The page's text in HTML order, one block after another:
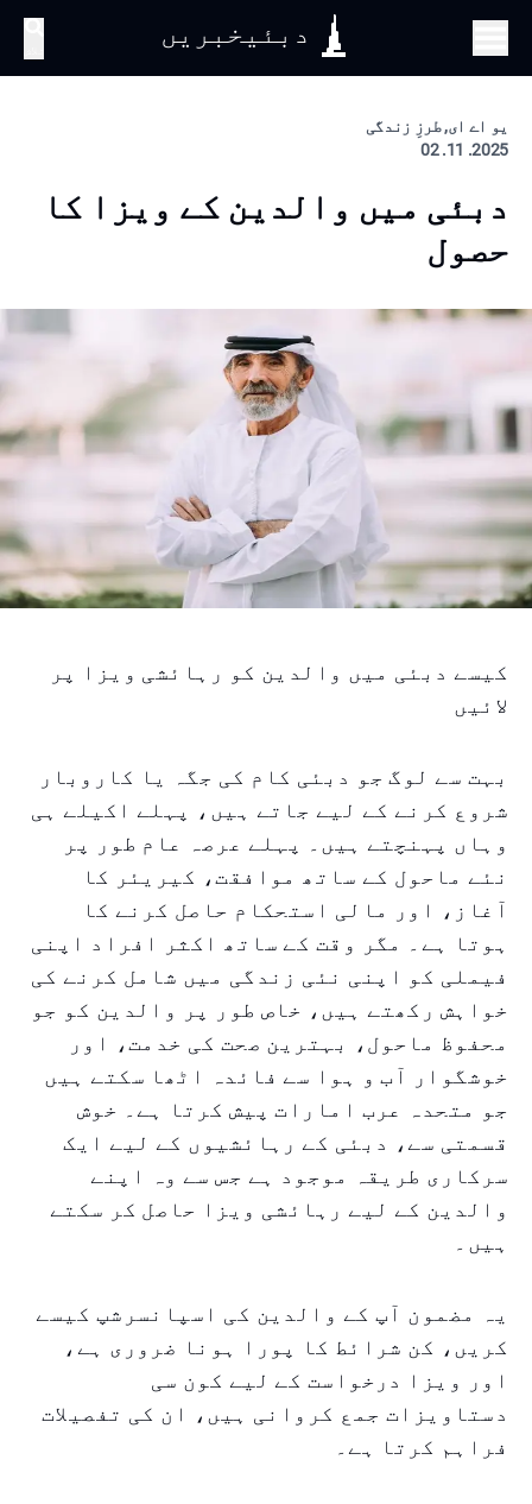
دبئیخبریں
یو اے ای, طرزِ زندگی
2025. 11. 02
دبئی میں والدین کے ویزا کا
حصول
کیسے دبئی میں والدین کو رہائشی ویزا پر
لائیں
بہت سے لوگ جو دبئی کام کی جگہ یا کاروبار
شروع کرنے کے لیے جاتے ہیں، پہلے اکیلے ہی
وہاں پہنچتے ہیں۔ پہلے عرصہ عام طور پر
نئے ماحول کے ساتھ موافقت، کیریئر کا
آغاز، اور مالی استحکام حاصل کرنے کا
ہوتا ہے۔ مگر وقت کے ساتھ اکثر افراد اپنی
فیملی کو اپنی نئی زندگی میں شامل کرنے کی
خواہش رکھتے ہیں، خاص طور پر والدین کو جو
محفوظ ماحول، بہترین صحت کی خدمت، اور
خوشگوار آب و ہوا سے فائدہ اٹھا سکتے ہیں
جو متحدہ عرب امارات پیش کرتا ہے۔ خوش
قسمتی سے، دبئی کے رہائشیوں کے لیے ایک
سرکاری طریقہ موجود ہے جس سے وہ اپنے
والدین کے لیے رہائشی ویزا حاصل کر سکتے
ہیں۔
یہ مضمون آپ کے والدین کی اسپانسرشپ کیسے
کریں، کن شرائط کا پورا ہونا ضروری ہے،
اور ویزا درخواست کے لیے کون سی
دستاویزات جمع کروانی ہیں، ان کی تفصیلات
فراہم کرتا ہے۔